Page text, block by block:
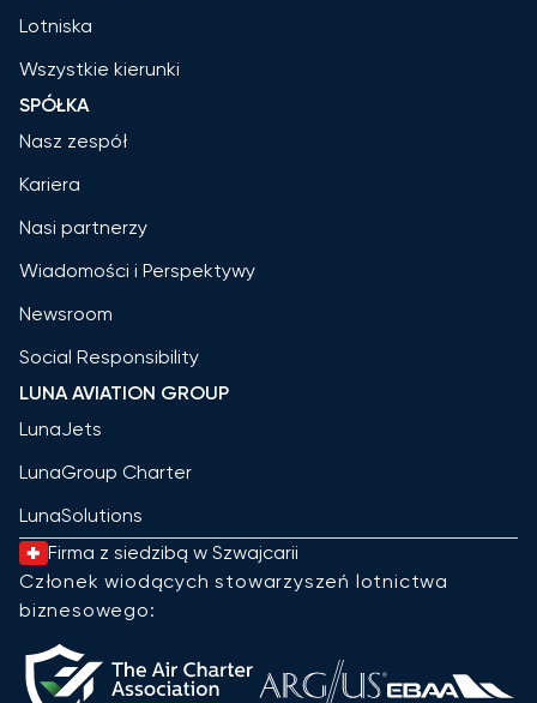
Lotniska
Wszystkie kierunki
SPÓŁKA
Nasz zespół
Kariera
Nasi partnerzy
Wiadomości i Perspektywy
Newsroom
Social Responsibility
LUNA AVIATION GROUP
LunaJets
LunaGroup Charter
LunaSolutions
Firma z siedzibą w Szwajcarii
Członek wiodących stowarzyszeń lotnictwa
biznesowego: